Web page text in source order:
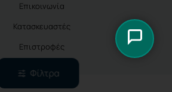
Επικοινωνία
Κατασκευαστές
Επιστροφές
Φίλτρα